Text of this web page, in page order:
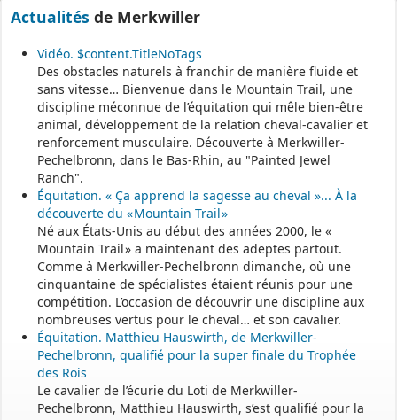
assistants-maternels-bas-rhin/
Il est mis à jour tous les vendredis.
Le sitehttps://monenfant.fr/de la CAF présente les disponibilités
des assistants maternels.
- - - - - - - - - - - - - - - - - -
Permanence mairie
Le secrétariat est fermé le samedi matin.
Une permanence est assurée par le maire, sur rendez-vous.
Actualités de Merkwiller
Vidéo. $content.TitleNoTags
Des obstacles naturels à franchir de manière fluide et
sans vitesse… Bienvenue dans le Mountain Trail, une
discipline méconnue de l’équitation qui mêle bien-être
animal, développement de la relation cheval-cavalier et
renforcement musculaire. Découverte à Merkwiller-
Pechelbronn, dans le Bas-Rhin, au "Painted Jewel
Ranch".
Équitation. « Ça apprend la sagesse au cheval »... À la
découverte du « Mountain Trail »
Né aux États-Unis au début des années 2000, le «
Mountain Trail » a maintenant des adeptes partout.
Comme à Merkwiller-Pechelbronn dimanche, où une
cinquantaine de spécialistes étaient réunis pour une
compétition. L’occasion de découvrir une discipline aux
nombreuses vertus pour le cheval… et son cavalier.
Équitation. Matthieu Hauswirth, de Merkwiller-
Pechelbronn, qualifié pour la super finale du Trophée
des Rois
Le cavalier de l’écurie du Loti de Merkwiller-
Pechelbronn, Matthieu Hauswirth, s’est qualifié pour la